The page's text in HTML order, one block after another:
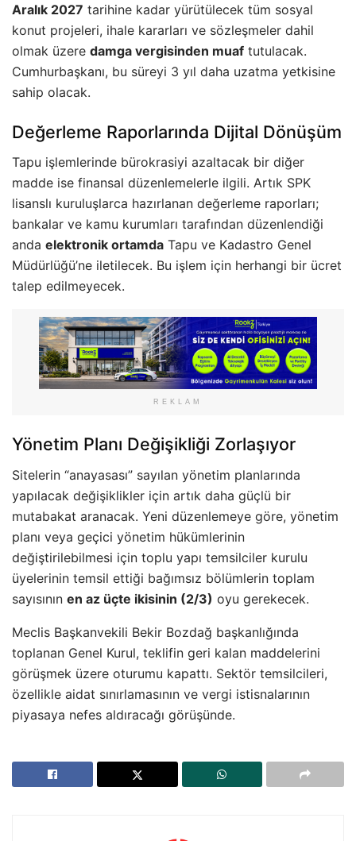
Aralık 2027 tarihine kadar yürütülecek tüm sosyal
konut projeleri, ihale kararları ve sözleşmeler dahil
olmak üzere damga vergisinden muaf tutulacak.
Cumhurbaşkanı, bu süreyi 3 yıl daha uzatma yetkisine
sahip olacak.
Değerleme Raporlarında Dijital Dönüşüm
Tapu işlemlerinde bürokrasiyi azaltacak bir diğer
madde ise finansal düzenlemelerle ilgili. Artık SPK
lisanslı kuruluşlarca hazırlanan değerleme raporları;
bankalar ve kamu kurumları tarafından düzenlendiği
anda elektronik ortamda Tapu ve Kadastro Genel
Müdürlüğü’ne iletilecek. Bu işlem için herhangi bir ücret
talep edilmeyecek.
REKLAM
Yönetim Planı Değişikliği Zorlaşıyor
Sitelerin “anayasası” sayılan yönetim planlarında
yapılacak değişiklikler için artık daha güçlü bir
mutabakat aranacak. Yeni düzenlemeye göre, yönetim
planı veya geçici yönetim hükümlerinin
değiştirilebilmesi için toplu yapı temsilciler kurulu
üyelerinin temsil ettiği bağımsız bölümlerin toplam
sayısının en az üçte ikisinin (2/3) oyu gerekecek.
Meclis Başkanvekili Bekir Bozdağ başkanlığında
toplanan Genel Kurul, teklifin geri kalan maddelerini
görüşmek üzere oturumu kapattı. Sektör temsilcileri,
özellikle aidat sınırlamasının ve vergi istisnalarının
piyasaya nefes aldıracağı görüşünde.